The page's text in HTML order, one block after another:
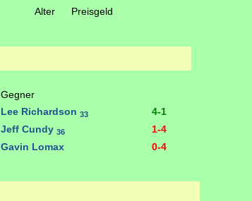
Alter Preisgeld
Gegner
Lee Richardson 33
4-1
Jeff Cundy 36
1-4
Gavin Lomax 0-4